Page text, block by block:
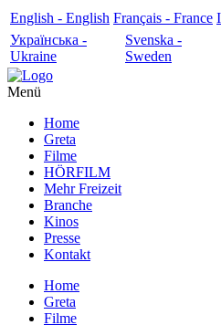
English - English Français - France
Українська -
Ukraine
Svenska -
Sweden
Menü
Home
Greta
Filme
HÖRFILM
Mehr Freizeit
Branche
Kinos
Presse
Kontakt
Home
Greta
Filme